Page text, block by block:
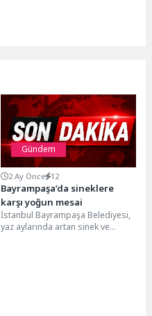
Gündem
2 Ay Önce 12
Bayrampaşa’da sineklere
karşı yoğun mesai
İstanbul Bayrampaşa Belediyesi,
yaz aylarında artan sinek ve